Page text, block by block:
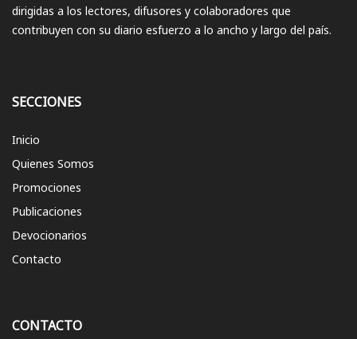
dirigidas a los lectores, difusores y colaboradores que
contribuyen con su diario esfuerzo a lo ancho y largo del país.
SECCIONES
Inicio
Quienes Somos
Promociones
Publicaciones
Devocionarios
Contacto
CONTACTO